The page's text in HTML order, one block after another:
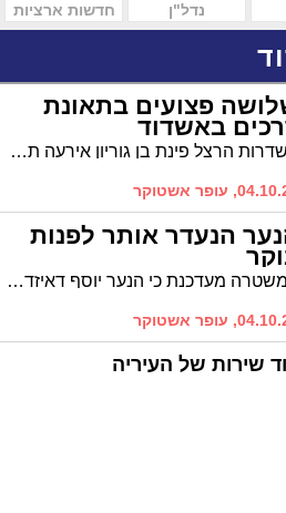
נדל"ן חדשות ארציות
פצועים בתאונת
באשדוד
בשדרות הרצל פינת בן גוריון אירעה תאונת דרכים בין שני כלי רכב. צוותים של מד"א העניקו טיפול ראשוני במקום לשלושה נפגעים - אט"ן של מד"א פינה אותם להמשך טיפול באסותא במצב בינוני וקל
עופר אשטוקר
הנעדר אותר לפנות
המשטרה מעדכנת כי הנער יוסף דאיזדה, בן 17 עם תסמונת דאון שנעדר אמש - אותר לפנות בוקר
עופר אשטוקר
שירות של העיריה